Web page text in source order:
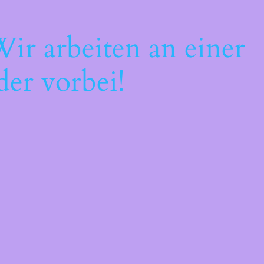
arbeiten an einer
vorbei!